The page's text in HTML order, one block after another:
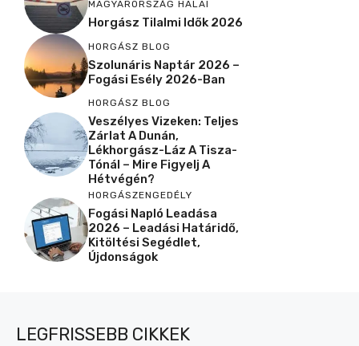
MAGYARORSZÁG HALAI
Horgász Tilalmi Idők 2026
HORGÁSZ BLOG
Szolunáris Naptár 2026 –
Fogási Esély 2026-Ban
HORGÁSZ BLOG
Veszélyes Vizeken: Teljes
Zárlat A Dunán,
Lékhorgász-Láz A Tisza-
Tónál – Mire Figyelj A
Hétvégén?
HORGÁSZENGEDÉLY
Fogási Napló Leadása
2026 – Leadási Határidő,
Kitöltési Segédlet,
Újdonságok
LEGFRISSEBB CIKKEK